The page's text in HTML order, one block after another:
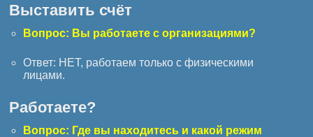
Выставить счёт
Вопрос: Вы работаете с организациями?
Ответ: НЕТ, работаем только с физическими
лицами.
Работаете?
Вопрос: Где вы находитесь и какой режим